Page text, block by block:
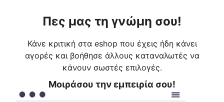
Πες μας τη γνώμη σου!
Κάνε κριτική στα eshop που έχεις ήδη κάνει
αγορές και βοήθησε άλλους καταναλωτές να
κάνουν σωστές επιλογές.
Μοιράσου την εμπειρία σου!